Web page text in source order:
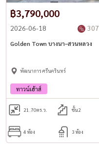
฿3,790,000
2026-06-18 307
Golden Town บางนา–สวนหลวง
พัฒนาการ ศรีนครินทร์
ทาวน์เฮ้าส์
21.70ตร.ว. ชั้น2
4 ห้อง 3 ห้อง